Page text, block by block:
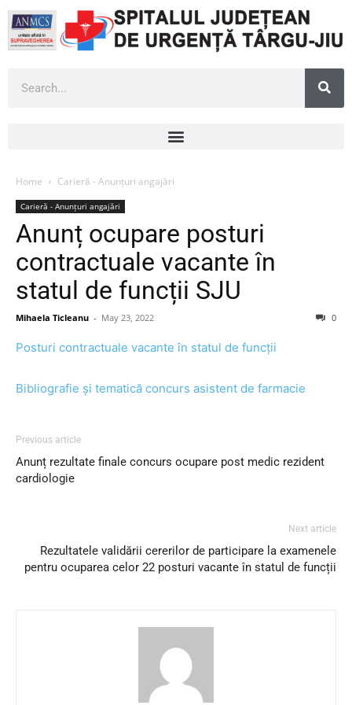
Home Carieră - Anunțuri angajări
Carieră - Anunțuri angajări
Anunț ocupare posturi
contractuale vacante în
statul de funcții SJU
Mihaela Ticleanu - May 23, 2022 0
Posturi contractuale vacante în statul de funcții
Bibliografie și tematică concurs asistent de farmacie
Previous article
Anunț rezultate finale concurs ocupare post medic rezident
cardiologie
Next article
Rezultatele validării cererilor de participare la examenele
pentru ocuparea celor 22 posturi vacante în statul de funcții